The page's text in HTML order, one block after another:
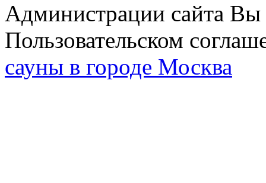
Администрации сайта Вы
Пользовательском
сауны в городе Москва